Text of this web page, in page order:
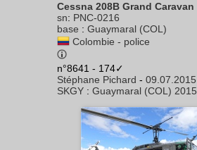
Cessna 208B Grand Caravan
sn: PNC-0216
base : Guaymaral (COL)
Colombie - police
n°8641 - 174✓
Stéphane Pichard - 09.07.2015
SKGY : Guaymaral (COL) 2015